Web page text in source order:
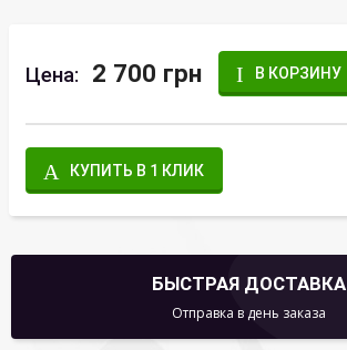
Цена: 2 700 грн В КОРЗИНУ
КУПИТЬ В 1 КЛИК
БЫСТРАЯ ДОСТАВКА
Отправка в день заказа